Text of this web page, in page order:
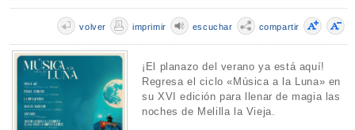
compartir
escuchar
imprimir
volver
¡El planazo del verano ya está aquí!
Regresa el ciclo «Música a la Luna» en
su XVI edición para llenar de magia las
noches de Melilla la Vieja.